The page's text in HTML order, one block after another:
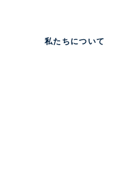
私たちについて